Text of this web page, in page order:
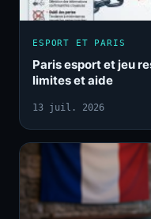
ESPORT ET PARIS
Paris esport et jeu
limites et aide
13 juil. 2026